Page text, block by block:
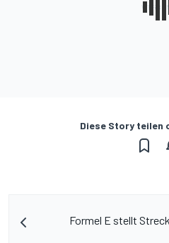
Diese Story teilen
Formel E stellt